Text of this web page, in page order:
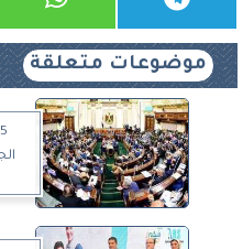
موضوعات متعلقة